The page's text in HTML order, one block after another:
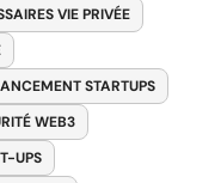
VIE PRIVÉE
STARTUPS
WEB3
UPS